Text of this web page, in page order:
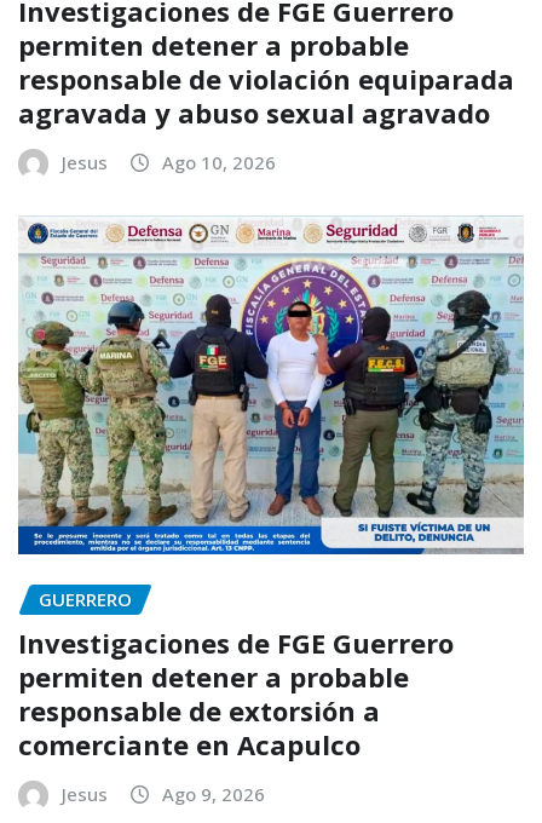
Investigaciones de FGE Guerrero
permiten detener a probable
responsable de violación equiparada
agravada y abuso sexual agravado
Jesus Ago 10, 2026
GUERRERO
Investigaciones de FGE Guerrero
permiten detener a probable
responsable de extorsión a
comerciante en Acapulco
Jesus Ago 9, 2026